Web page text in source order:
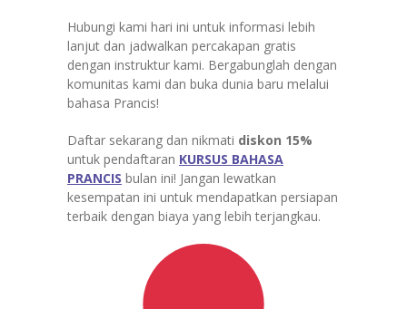
Hubungi kami hari ini untuk informasi lebih
lanjut dan jadwalkan percakapan gratis
dengan instruktur kami. Bergabunglah dengan
komunitas kami dan buka dunia baru melalui
bahasa Prancis!
Daftar sekarang dan nikmati diskon 15%
untuk pendaftaran KURSUS BAHASA
PRANCIS bulan ini! Jangan lewatkan
kesempatan ini untuk mendapatkan persiapan
terbaik dengan biaya yang lebih terjangkau.